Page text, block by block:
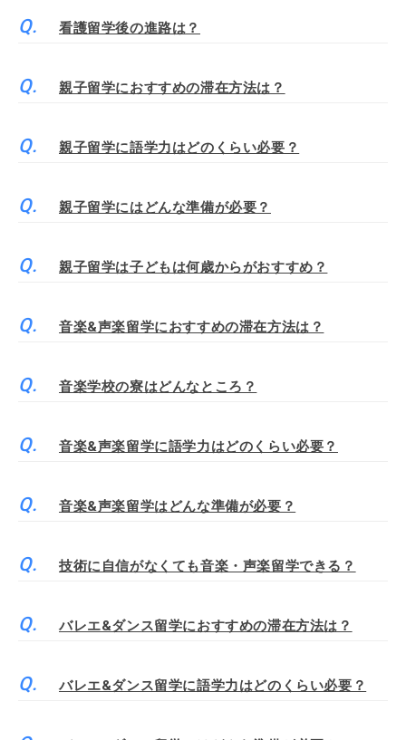
看護留学後の進路は？
親子留学におすすめの滞在方法は？
親子留学に語学力はどのくらい必要？
親子留学にはどんな準備が必要？
親子留学は子どもは何歳からがおすすめ？
音楽&声楽留学におすすめの滞在方法は？
音楽学校の寮はどんなところ？
音楽&声楽留学に語学力はどのくらい必要？
音楽&声楽留学はどんな準備が必要？
技術に自信がなくても音楽・声楽留学できる？
バレエ&ダンス留学におすすめの滞在方法は？
バレエ&ダンス留学に語学力はどのくらい必要？